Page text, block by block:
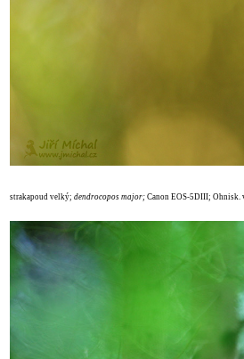
strakapoud velký; dendrocopos major; Canon EOS-5DIII; Ohnisk.